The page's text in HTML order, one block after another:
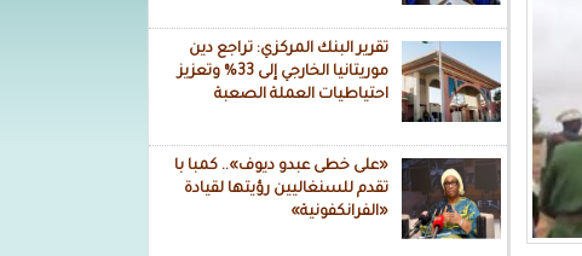
تقرير البنك المركزي: تراجع دين
موريتانيا الخارجي إلى 33% وتعزيز
احتياطيات العملة الصعبة
«على خطى عبدو ديوف».. كمبا با
تقدم للسنغاليين رؤيتها لقيادة
«الفرانكفونية»